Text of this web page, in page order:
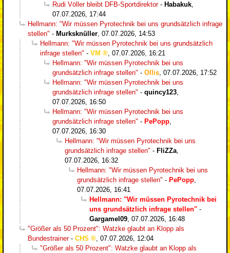
Rudi Völler bleibt DFB-Sportdirektor- Habakuk,
07.07.2026, 17:44
Hellmann: "Wir müssen Pyrotechnik bei uns grundsätzlich infrage
stellen" - Murksknüller, 07.07.2026, 14:53
Hellmann: "Wir müssen Pyrotechnik bei uns grundsätzlich
infrage stellen" - VM , 07.07.2026, 16:21
Hellmann: "Wir müssen Pyrotechnik bei uns
grundsätzlich infrage stellen" - Ollis, 07.07.2026, 17:52
Hellmann: "Wir müssen Pyrotechnik bei uns
grundsätzlich infrage stellen" - quincy123,
07.07.2026, 16:50
Hellmann: "Wir müssen Pyrotechnik bei uns
grundsätzlich infrage stellen" - PePopp,
07.07.2026, 16:30
Hellmann: "Wir müssen Pyrotechnik bei uns
grundsätzlich infrage stellen" - FliZZa,
07.07.2026, 16:32
Hellmann: "Wir müssen Pyrotechnik bei uns
grundsätzlich infrage stellen" - PePopp,
07.07.2026, 16:41
Hellmann: "Wir müssen Pyrotechnik bei
uns grundsätzlich infrage stellen" -
Gargamel09, 07.07.2026, 16:48
"Größer als 50 Prozent": Watzke glaubt an Klopp als
Bundestrainer- CHS , 07.07.2026, 12:04
"Größer als 50 Prozent": Watzke glaubt an Klopp als